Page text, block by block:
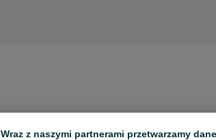
Wraz z naszymi partnerami przetwarzamy